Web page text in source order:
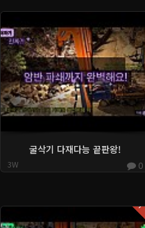
굴삭기 다재다능 끝판왕!
3W 0
Hot